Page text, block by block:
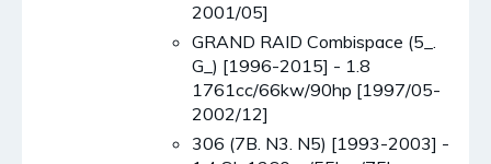
2001/05]
GRAND RAID Combispace (5_.
G_) [1996-2015] - 1.8
1761cc/66kw/90hp [1997/05-
2002/12]
306 (7B. N3. N5) [1993-2003] -